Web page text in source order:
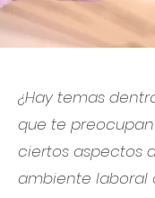
¿Hay temas
que te
ciertos aspectos
ambiente laboral